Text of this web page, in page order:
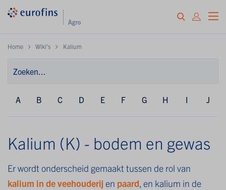
Home Wiki's Kalium
A B C D E F G H I J
Kalium (K) - bodem en gewas
Er wordt onderscheid gemaakt tussen de rol van
kalium in de veehouderij en paard, en kalium in de